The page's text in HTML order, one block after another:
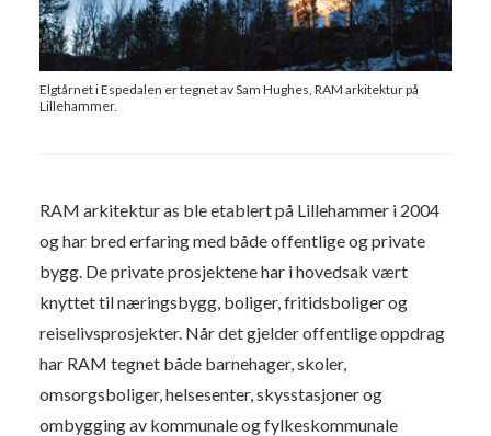
Elgtårnet i Espedalen er tegnet av Sam Hughes, RAM arkitektur på
Lillehammer.
RAM arkitektur as ble etablert på Lillehammer i 2004
og har bred erfaring med både offentlige og private
bygg. De private prosjektene har i hovedsak vært
knyttet til næringsbygg, boliger, fritidsboliger og
reiselivsprosjekter. Når det gjelder offentlige oppdrag
har RAM tegnet både barnehager, skoler,
omsorgsboliger, helsesenter, skysstasjoner og
ombygging av kommunale og fylkeskommunale